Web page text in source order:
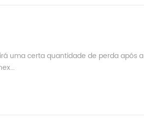
uma certa quantidade de perda após a